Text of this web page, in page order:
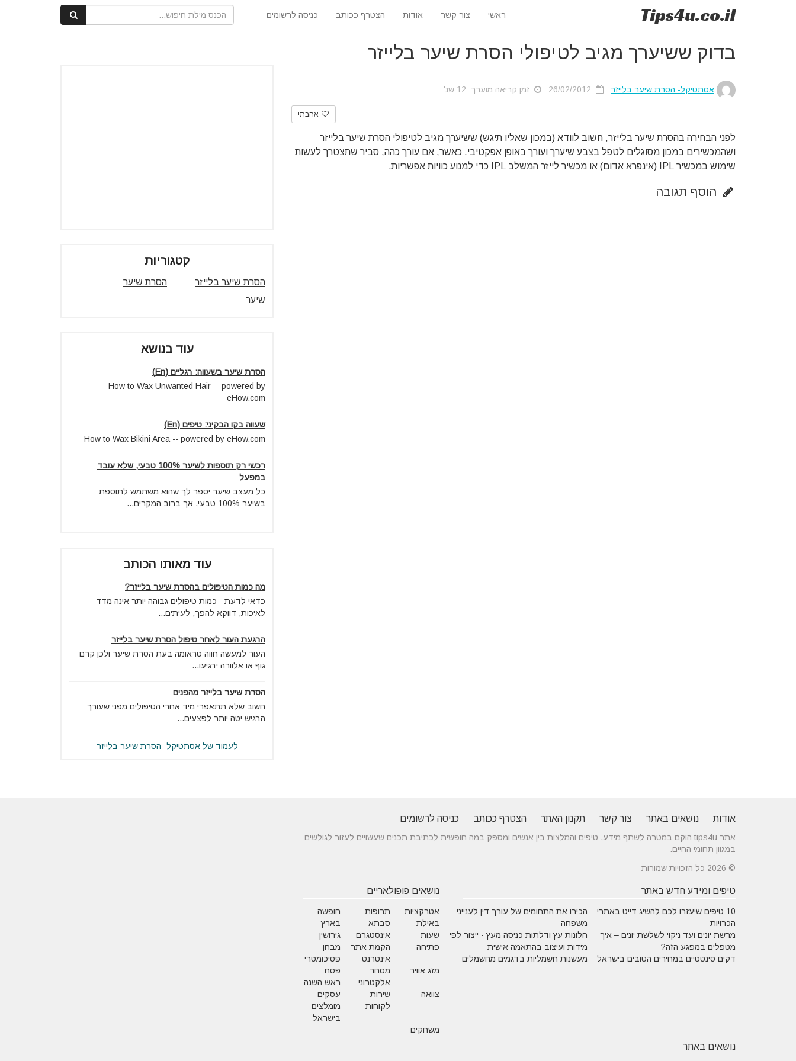
Tips4u.co.il ראשי צור קשר אודות הצטרף ככותב כניסה לרשומים
בדוק ששיערך מגיב לטיפולי הסרת שיער בלייזר
אסתטיקל- הסרת שיער בלייזר זמן קריאה מוערך: 12 שנ'
אהבתי
לפני הבחירה בהסרת שיער בלייזר, חשוב לוודא (במכון שאליו תיגש) ששיערך מגיב לטיפולי הסרת שיער בלייזר
ושהמכשירים במכון מסוגלים לטפל בצבע שיערך ועורך באופן אפקטיבי. כאשר, אם עורך כהה, סביר שתצטרך לעשות
שימוש במכשיר IPL (אינפרא אדום) או מכשיר לייזר המשלב IPL כדי למנוע כוויות אפשריות.
הוסף תגובה
קטגוריות
הסרת שיער בלייזר
הסרת שיער
שיער
עוד בנושא
הסרת שיער בשעווה: רגליים (En)
How to Wax Unwanted Hair -- powered by
eHow.com
שעווה בקו הבקיני: טיפים (En)
How to Wax Bikini Area -- powered by eHow.com
רכשי רק תוספות לשיער 100% טבעי, שלא עובד
במפעל
כל מעצב שיער יספר לך שהוא משתמש לתוספת
בשיער 100% טבעי, אך ברוב המקרים...
עוד מאותו הכותב
מה כמות הטיפולים בהסרת שיער בלייזר?
כדאי לדעת - כמות טיפולים גבוהה יותר אינה מדד
לאיכות, דווקא להפך, לעיתים...
הרגעת העור לאחר טיפול הסרת שיער בלייזר
העור למעשה חווה טראומה בעת הסרת שיער ולכן קרם
גוף או אלוורה ירגיעו...
הסרת שיער בלייזר מהפנים
חשוב שלא תתאפרי מיד אחרי הטיפולים מפני שעורך
הרגיש יטה יותר לפצעים...
לעמוד של אסתטיקל- הסרת שיער בלייזר
אודות נושאים באתר צור קשר תקנון האתר הצטרף ככותב כניסה לרשומים
אתר tips4u הוקם במטרה לשתף מידע, טיפים והמלצות בין אנשים ומספק במה חופשית לכתיבת תכנים שעשויים לעזור לגולשים
במגוון תחומי החיים.
© 2026 כל הזכויות שמורות
טיפים ומידע חדש באתר
10 טיפים שיעזרו לכם להשיג דייט באתרי
הכרויות
הכירו את התחומים של עורך דין לענייני
משפחה
מרשת יונים ועד ניקוי לשלשת יונים – איך
מטפלים במפגע הזה?
חלונות עץ ודלתות כניסה מעץ - ייצור לפי
מידות ועיצוב בהתאמה אישית
דקים סינטטיים במחירים הטובים בישראל
מעשנות חשמליות בדגמים מחשמלים
נושאים פופולאריים
אטרקציות
באילת
תרופות
סבתא
חופשה
בארץ
שעות
פתיחה
אינסטגרם
גירושין
הקמת אתר
אינטרנט
מבחן
פסיכומטרי
מזג אוויר
מסחר
אלקטרוני
פסח
ראש השנה
צוואה
שירות
לקוחות
עסקים
מומלצים
בישראל
משחקים
נושאים באתר